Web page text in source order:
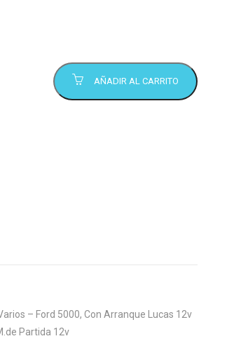
AÑADIR AL CARRITO
– Ford 5000, Con Arranque Lucas 12v
Partida 12v